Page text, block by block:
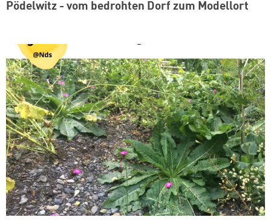
Pödelwitz - vom bedrohten Dorf zum Modellort